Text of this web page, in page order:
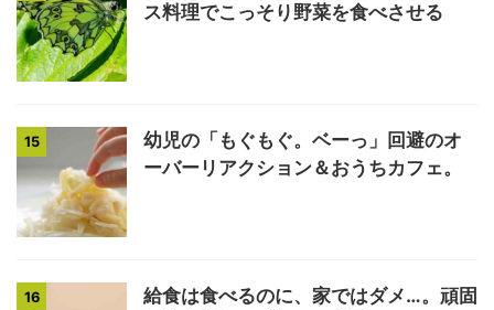
ス料理でこっそり野菜を食べさせる
15
幼児の「もぐもぐ。ベーっ」回避のオ
ーバーリアクション＆おうちカフェ。
16
給食は食べるのに、家ではダメ…。頑固